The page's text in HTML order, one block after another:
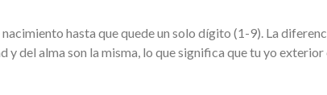
hasta que quede un solo dígito (1-9). La
y del alma son la misma, lo que significa que tu yo